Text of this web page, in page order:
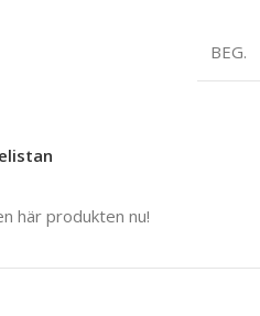
BEG.
här produkten nu!